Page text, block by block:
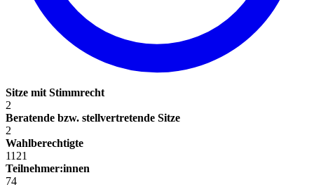
Sitze mit Stimmrecht
2
Beratende bzw. stellvertretende Sitze
2
Wahlberechtigte
1121
Teilnehmer:innen
74